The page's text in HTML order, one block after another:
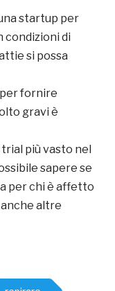
startup per
condizioni di
si possa
per fornire
gravi è
più vasto nel
sapere se
per chi è affetto
anche altre